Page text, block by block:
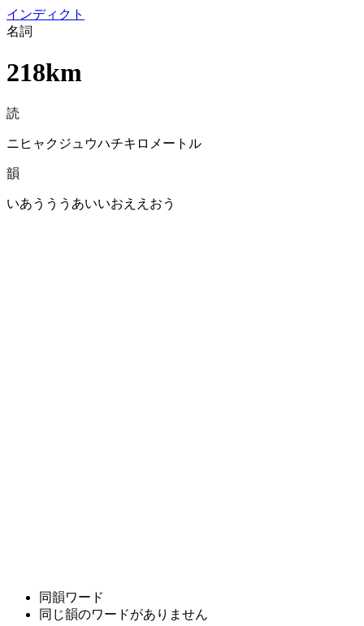
インディクト
名詞
218km
読
ニヒャクジュウハチキロメートル
韻
いあうううあいいおええおう
同韻ワード
同じ韻のワードがありません